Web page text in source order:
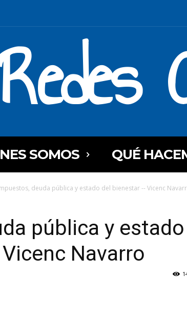
SOMOS QUÉ
deuda pública y estado del bienestar -- Vicenc
pública y estado
Navarro